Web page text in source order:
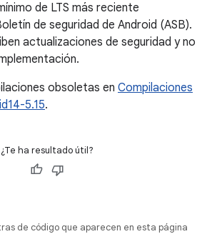
de LTS más reciente
de seguridad de Android (ASB).
actualizaciones de seguridad y no
obsoletas en Compilaciones
5.15.
¿Te ha resultado útil?
de código que aparecen en esta página